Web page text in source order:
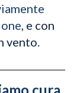
, e con
vento.